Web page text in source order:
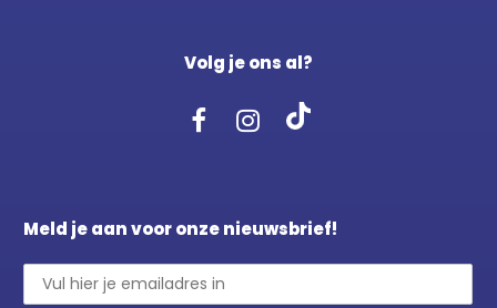
Volg je ons al?
Meld je aan voor onze nieuwsbrief!